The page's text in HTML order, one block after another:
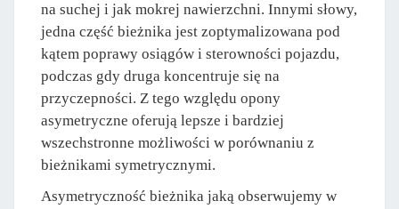
na suchej i jak mokrej nawierzchni. Innymi słowy,
jedna część bieżnika jest zoptymalizowana pod
kątem poprawy osiągów i sterowności pojazdu,
podczas gdy druga koncentruje się na
przyczepności. Z tego względu opony
asymetryczne oferują lepsze i bardziej
wszechstronne możliwości w porównaniu z
bieżnikami symetrycznymi.
Asymetryczność bieżnika jaką obserwujemy w